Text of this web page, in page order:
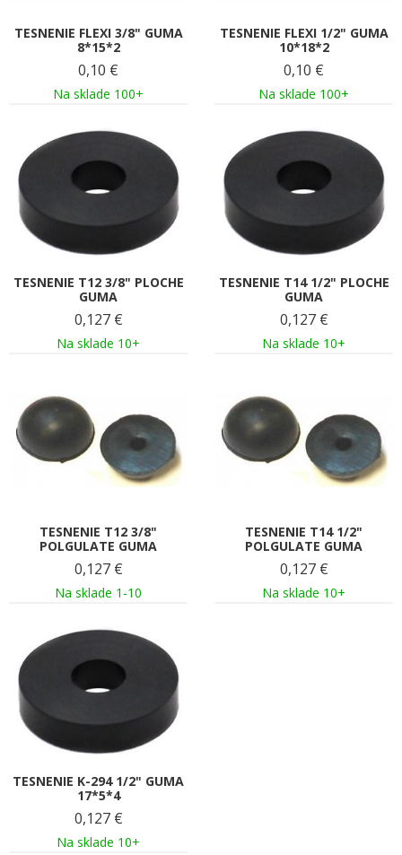
TESNENIE FLEXI 3/8" GUMA
8*15*2
0,10 €
Na sklade 100+
TESNENIE FLEXI 1/2" GUMA
10*18*2
0,10 €
Na sklade 100+
TESNENIE T12 3/8" PLOCHE
GUMA
0,127 €
Na sklade 10+
TESNENIE T14 1/2" PLOCHE
GUMA
0,127 €
Na sklade 10+
TESNENIE T12 3/8"
POLGULATE GUMA
0,127 €
Na sklade 1-10
TESNENIE T14 1/2"
POLGULATE GUMA
0,127 €
Na sklade 10+
TESNENIE K-294 1/2" GUMA
17*5*4
0,127 €
Na sklade 10+